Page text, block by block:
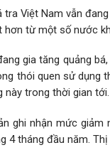
tra Việt Nam vẫn
hơn từ một số nước
gia tăng quảng
thói quen sử dụng
trong thời gian tới.
ghi nhận mức
4 tháng đầu năm.